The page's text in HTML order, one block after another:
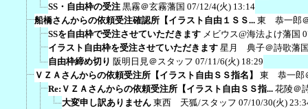
SS・自由枠の受注 黒霧＠玄霧藩国 07/12/4(火) 13:14
船橋さんからの依頼受注確認所【イラスト自由１ＳＳ... 東 恭一郎
SSを自由枠で受注させていただきます メビウス@海法よけ藩国
イラスト自由枠を受注させていただきます 星月 典子＠詩歌藩
自由枠締め切り 阪明日見＠スタッフ 07/11/6(火) 18:29
ＶＺＡさんからの依頼受注所【イラスト自由ＳＳ指名】
東 恭一郎
Re:ＶＺＡさんからの依頼受注所【イラスト自由ＳＳ指... 花陵＠
大変申し訳ありません 東西 天狐/スタッフ 07/10/30(火)